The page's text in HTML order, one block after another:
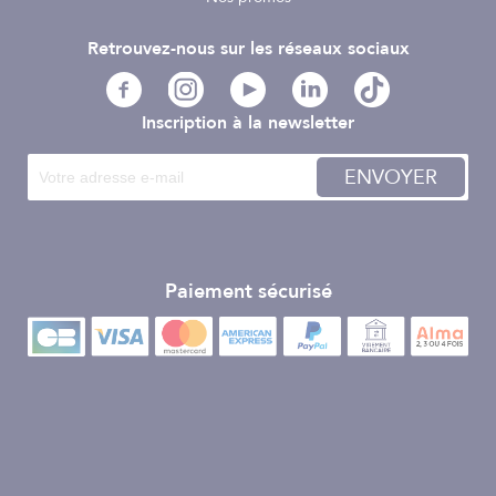
Inscription à la newsletter
ENVOYER
Paiement sécurisé
Retrouvez-nous sur les réseaux sociaux